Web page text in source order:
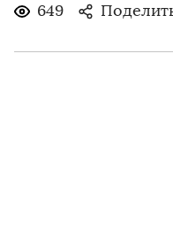
649